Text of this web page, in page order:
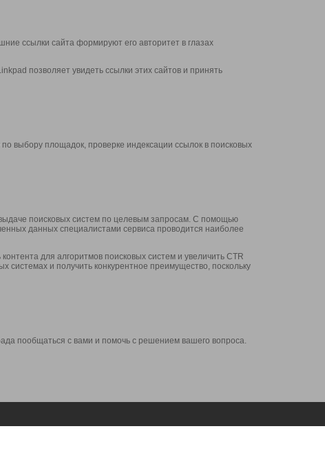
ссылки сайта формируют его авторитет в глазах
позволяет увидеть ссылки этих сайтов и принять
выбору площадок, проверке индексации ссылок в поисковых
поисковых систем по целевым запросам. С помощью
данных специалистами сервиса проводится наиболее
для алгоритмов поисковых систем и увеличить CTR
системах и получить конкурентное преимущество, поскольку
пообщаться с вами и помочь с решением вашего вопроса.